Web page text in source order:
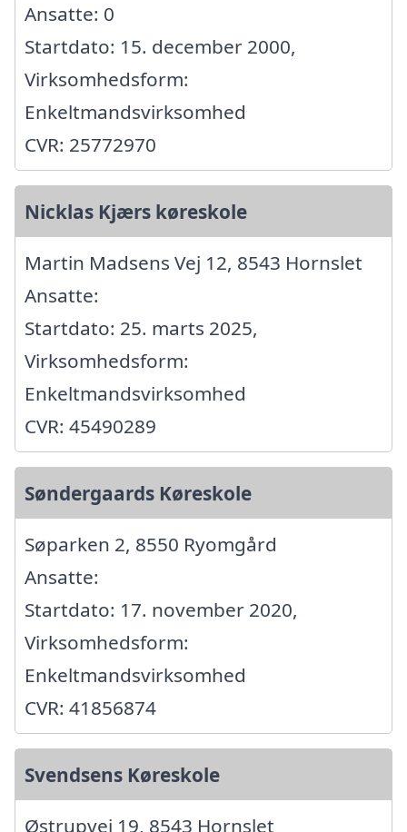
Ansatte: 0
Startdato: 15. december 2000,
Virksomhedsform:
Enkeltmandsvirksomhed
CVR: 25772970
Nicklas Kjærs køreskole
Martin Madsens Vej 12, 8543 Hornslet
Ansatte:
Startdato: 25. marts 2025,
Virksomhedsform:
Enkeltmandsvirksomhed
CVR: 45490289
Søndergaards Køreskole
Søparken 2, 8550 Ryomgård
Ansatte:
Startdato: 17. november 2020,
Virksomhedsform:
Enkeltmandsvirksomhed
CVR: 41856874
Svendsens Køreskole
Østrupvej 19, 8543 Hornslet